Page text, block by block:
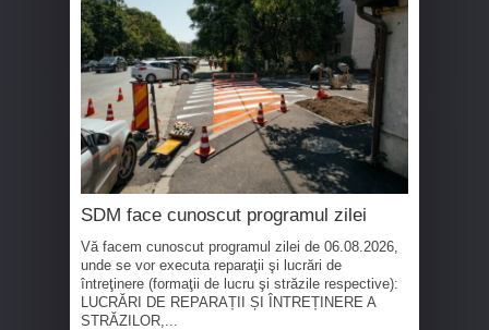
SDM face cunoscut programul zilei
Vă facem cunoscut programul zilei de 06.08.2026,
unde se vor executa reparaţii şi lucrări de
întreţinere (formaţii de lucru şi străzile respective):
LUCRĂRI DE REPARAȚII ȘI ÎNTREȚINERE A
STRĂZILOR,...